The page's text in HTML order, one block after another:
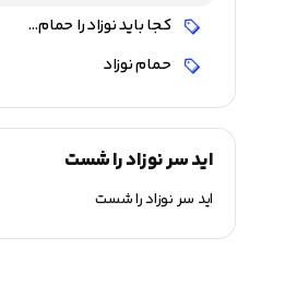
کجا باید نوزاد را حمام کرد
حمام نوزاد
اید سر نوزاد را شست
اید سر نوزاد را شست